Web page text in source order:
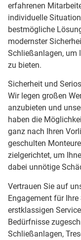
erfahrenen
individuelle
bestmögliche
modernster
Schließanlagen, um
zu bieten.
Sicherheit und
Wir legen großen
anzubieten und
haben die
ganz nach Ihren
geschulten
zielgerichtet, um
dabei unnötige
Vertrauen Sie auf
Engagement für
erstklassigen
Bedürfnisse
Schließanlagen,